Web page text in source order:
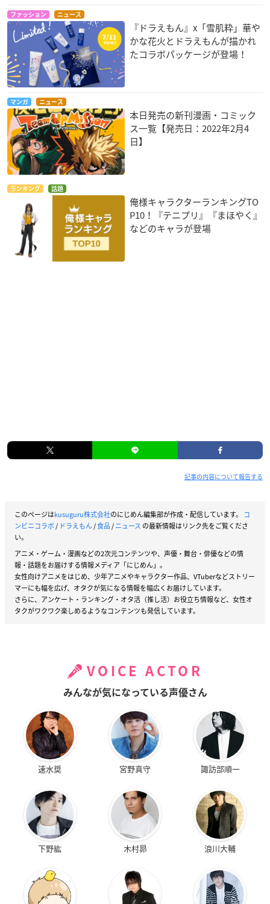
ファッション ニュース
『ドラえもん』x「雪肌粋」華や
かな花火とドラえもんが描かれ
たコラボパッケージが登場！
マンガ ニュース
本日発売の新刊漫画・コミック
ス一覧【発売日：2022年2月4
日】
ランキング 話題
俺様キャラクターランキングTO
P10！『テニプリ』『まほやく』
などのキャラが登場
記事の内容について報告する
このページはkusuguru株式会社のにじめん編集部が作成・配信しています。 コ
ンビニコラボ/ ドラえもん/食品/ニュース の最新情報はリンク先をご覧くださ
い。
アニメ・ゲーム・漫画などの2次元コンテンツや、声優・舞台・俳優などの情
報・話題をお届けする情報メディア「にじめん」。
女性向けアニメをはじめ、少年アニメやキャラクター作品、VTuberなどストリー
マーにも幅を広げ、オタクが気になる情報を幅広くお届けしています。
さらに、アンケート・ランキング・オタ活（推し活）お役立ち情報など、女性オ
タクがワクワク楽しめるようなコンテンツも発信しています。
VOICE ACTOR
みんなが気になっている声優さん
速水奨 宮野真守 諏訪部順一
下野紘 木村昴 浪川大輔